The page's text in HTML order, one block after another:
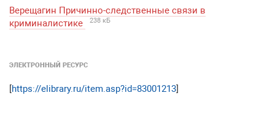
Верещагин Причинно-следственные связи в
криминалистике
238 кБ
ЭЛЕКТРОННЫЙ РЕСУРС
[https://elibrary.ru/item.asp?id=83001213]